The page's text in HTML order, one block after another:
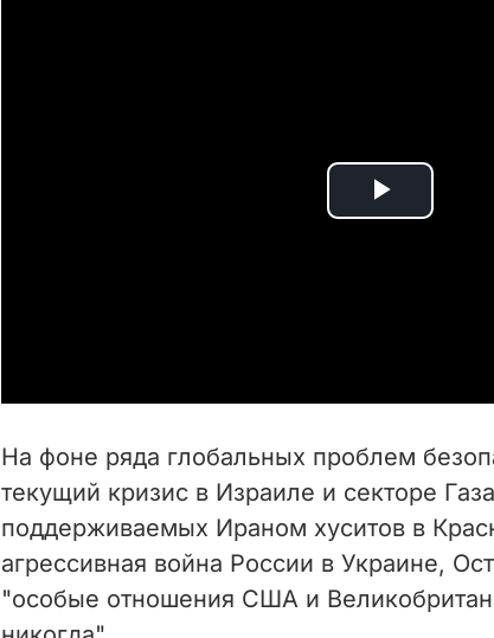
P
i
d
e
На фоне ряда глобальных проблем
текущий кризис в Израиле и секторе
поддерживаемых Ираном хуситов в
агрессивная война России в Украине,
"особые отношения США и